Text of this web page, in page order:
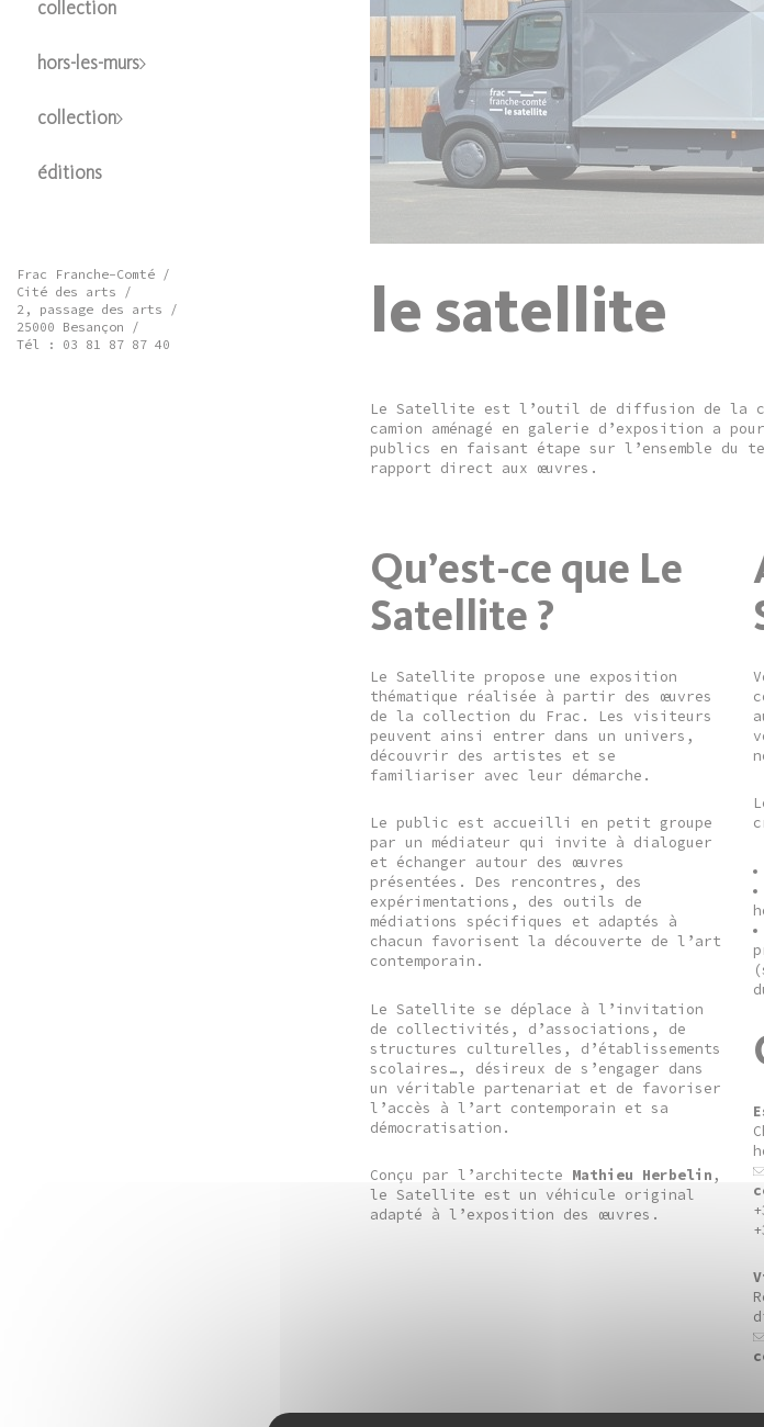
collection
hors-les-murs
collection
éditions
Frac Franche-Comté /
Cité des arts /
2, passage des arts /
25000 Besançon /
Tél : 03 81 87 87 40
le satellite
Le Satellite est l’outil de diffusion de la
camion aménagé en galerie d’exposition a
publics en faisant étape sur l’ensemble
rapport direct aux œuvres.
Qu’est-ce que Le
Satellite ?
Le Satellite propose une exposition
thématique réalisée à partir des œuvres
de la collection du Frac. Les visiteurs
peuvent ainsi entrer dans un univers,
découvrir des artistes et se
familiariser avec leur démarche.
Le public est accueilli en petit groupe
par un médiateur qui invite à dialoguer
et échanger autour des œuvres
présentées. Des rencontres, des
expérimentations, des outils de
médiations spécifiques et adaptés à
chacun favorisent la découverte de l’art
contemporain.
Le Satellite se déplace à l’invitation
de collectivités, d’associations, de
structures culturelles, d’établissements
scolaires…, désireux de s’engager dans
un véritable partenariat et de favoriser
l’accès à l’art contemporain et sa
démocratisation.
Conçu par l’architecte Mathieu Herbelin ,
le Satellite est un véhicule original
adapté à l’exposition des œuvres.